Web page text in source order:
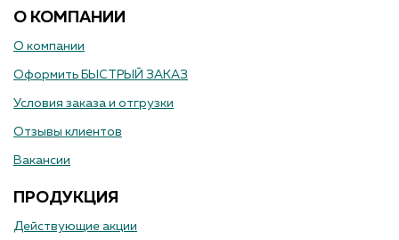
О КОМПАНИИ
О компании
Оформить БЫСТРЫЙ ЗАКАЗ
Условия заказа и отгрузки
Отзывы клиентов
Вакансии
ПРОДУКЦИЯ
Действующие акции